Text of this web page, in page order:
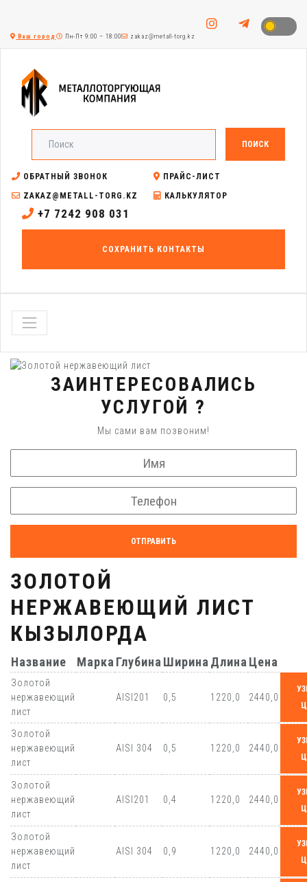
Ваш город Пн-Пт 9:00 – 18:00 zakaz@metall-torg.kz
ПОИСК
ОБРАТНЫЙ ЗВОНОК
ПРАЙС-ЛИСТ
ZAKAZ@METALL-TORG.KZ
КАЛЬКУЛЯТОР
+7 7242 908 031
СОХРАНИТЬ КОНТАКТЫ
ЗАИНТЕРЕСОВАЛИСЬ
УСЛУГОЙ ?
Мы сами вам позвоним!
ОТПРАВИТЬ
ЗОЛОТОЙ
НЕРЖАВЕЮЩИЙ ЛИСТ
КЫЗЫЛОРДА
Название Марка Глубина Ширина Длина Цена
Золотой
нержавеющий
лист
AISI201 0,5 1220,0 2440,0
Золотой
нержавеющий
лист
AISI 304 0,5 1220,0 2440,0
Золотой
нержавеющий
лист
AISI201 0,4 1220,0 2440,0
Золотой
нержавеющий
лист
AISI 304 0,9 1220,0 2440,0